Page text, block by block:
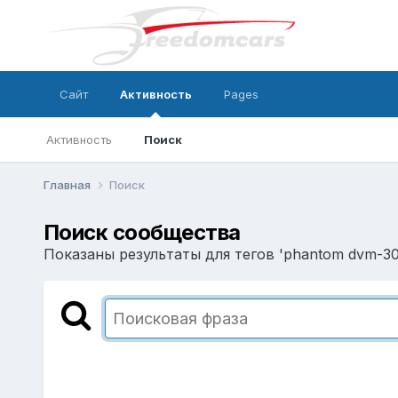
Сайт Активность
Активность Поиск
Pages
Главная Поиск
Поиск сообщества
Показаны результаты для тегов 'phantom dvm-